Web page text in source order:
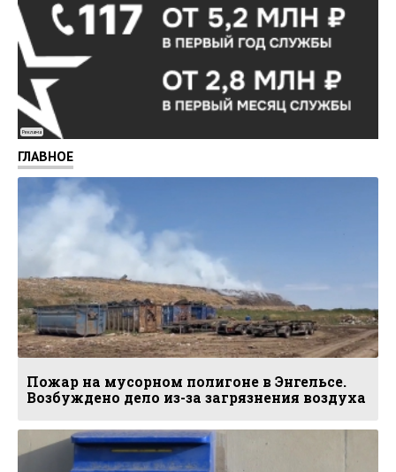
Реклама
ГЛАВНОЕ
Пожар на мусорном полигоне в Энгельсе.
Возбуждено дело из-за загрязнения воздуха